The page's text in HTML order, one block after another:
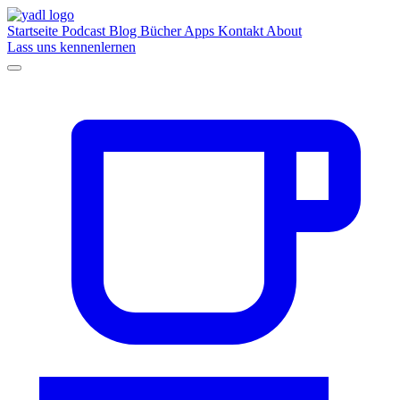
Startseite Podcast Blog BücherApps Kontakt About
Lass uns kennenlernen